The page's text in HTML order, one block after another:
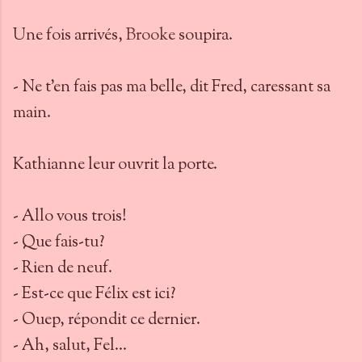
Une fois arrivés,Brookesoupira.
- Ne t’en fais pas ma belle, dit Fred, caressant sa
main.
Kathianne leur ouvrit la porte.
- Allo vous trois!
- Que fais-tu?
- Rien de neuf.
- Est-ce que Félix est ici?
- Ouep, répondit ce dernier.
- Ah, salut, Fel...